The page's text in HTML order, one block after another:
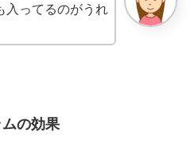
入ってるのがうれ
の効果